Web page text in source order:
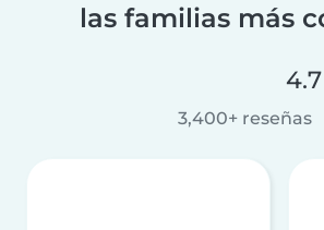
las familias más
3,400+ reseñas